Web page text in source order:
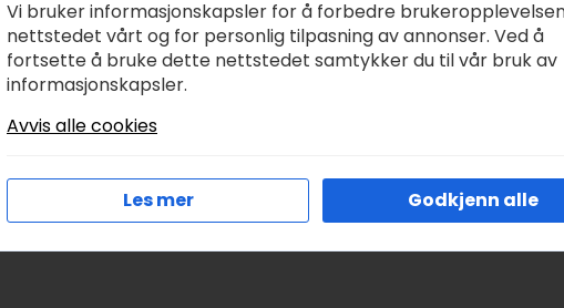
blå
kr49,00
Legg I Handlekurv
kr45,00
Vi bruker informasjonskapsler for å forbedre
nettstedet vårt og for personlig tilpasning av annonser. Ved å
fortsette å bruke dette nettstedet samtykker du til vår bruk av
informasjonskapsler.
Avvis alle cookies
Les mer Godkjenn alle